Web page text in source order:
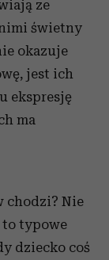
danymi
ze
świetny
okazuje
jest ich
ekspresję
ma
chodzi? Nie
to typowe
dziecko coś